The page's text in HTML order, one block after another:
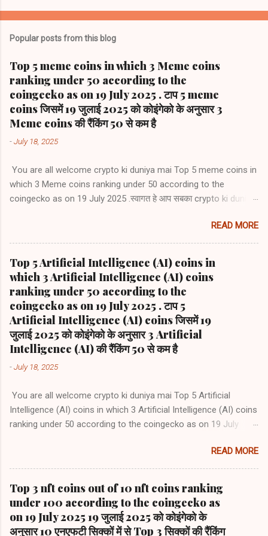
Popular posts from this blog
Top 5 meme coins in which 3 Meme coins
ranking under 50 according to the
coingecko as on 19 July 2025 . टाप 5 meme
coins जिसमें 19 जुलाई 2025 को कोइंगेको के अनुसार 3
Meme coins की रैंकिंग 50 से कम है
-July 18, 2025
You are all welcome crypto ki duniya mai Top 5 meme coins in
which 3 Meme coins ranking under 50 according to the
coingecko as on 19 July 2025 .स्वागत हे आप सबका crypto ki duniya
Meme coins की रैंकिंग 50 से कम है 1) Dogecoin (DOGE) #8 2)
Shiba Inu (SHIB) #22 3) Pepe (PEPE) #36 4) Bonk (BONK) # 53
5) Official Trump (TRUMP) #65
READ MORE
Top 5 Artificial Intelligence (AI) coins in
which 3 Artificial Intelligence (AI) coins
ranking under 50 according to the
coingecko as on 19 July 2025 . टाप 5
Artificial Intelligence (AI) coins जिसमें 19
जुलाई 2025 को कोइंगेको के अनुसार 3 Artificial
Intelligence (AI) की रैंकिंग 50 से कम है
-July 18, 2025
You are all welcome crypto ki duniya mai Top 5 Artificial
Intelligence (AI) coins in which 3 Artificial Intelligence (AI) coins
ranking under 50 according to the coingecko as on 19 July
Intelligence (AI) coins जिसमें 19 जुलाई 2025 को कोइंगेको के अनुसार 3
Artificial Intelligence (AI) coins की रैंकिंग 50 से कम है 1) Bittensor
(TAO) #rank39 2) NEAR Protocol (NEAR)) #rank42 3) Internet
Computer (ICP) #rank47 4) Render (RENDER) #rank62 5)
Artificial Superintelligence Alliance (FET) #rank66
READ MORE
Top 3 nft coins out of 10 nft coins ranking
under 100 according to the coingecko as
on 19 July 2025 19 जुलाई 2025 को कोइंगेको के
अनुसार 10 एनएफटी सिक्कों में से Top 3 सिक्कों की रैंकिंग